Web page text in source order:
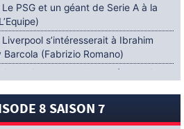
Le PSG et un géant de Serie A à la
Liverpool s’intéresserait à Ibrahim
(Fabrizio Romano)
Accord contractuel trouvé entre le
PSG aurait lancé un ultimatum
8 SAISON 7